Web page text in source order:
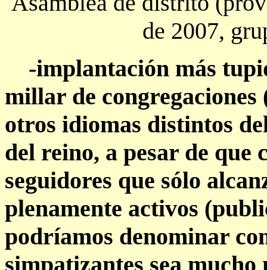
de 2007,
-implantación más
millar de congregaciones
otros idiomas distintos
del reino, a pesar de que
seguidores que sólo
plenamente activos
podríamos denominar
simpatizantes sea mucho